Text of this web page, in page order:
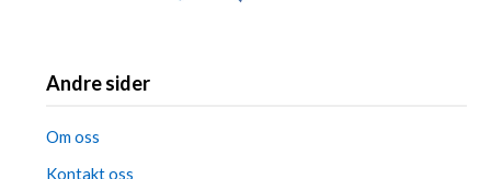
Andre sider
Om oss
Kontakt oss